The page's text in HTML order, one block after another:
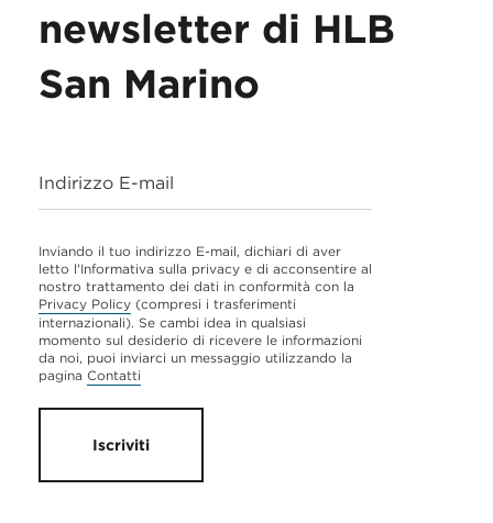
newsletter di HLB
San Marino
Indirizzo E-mail
Inviando il tuo indirizzo E-mail, dichiari di aver
letto l'Informativa sulla privacy e di acconsentire al
nostro trattamento dei dati in conformità con la
Privacy Policy (compresi i trasferimenti
internazionali). Se cambi idea in qualsiasi
momento sul desiderio di ricevere le informazioni
da noi, puoi inviarci un messaggio utilizzando la
pagina Contatti
Iscriviti